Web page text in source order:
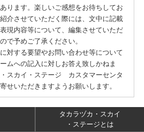
ります。楽しいご感想をお待ちしてお
介させていただく際には、文中に記載
現内容等について、編集させていただ
で予めご了承ください。
対する要望やお問い合わせ等について
ムへの記入に対しお答え致しかねま
スカイ・ステージ カスタマーセンタ
せいただきますようお願いします。
タカラヅカ・スカイ
・ステージとは